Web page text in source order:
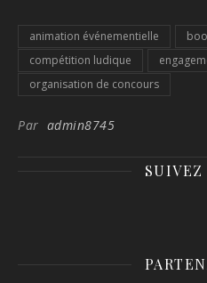
animation événementielle
compétition ludique
organisation de concours
Par admin8745
SUIVEZ